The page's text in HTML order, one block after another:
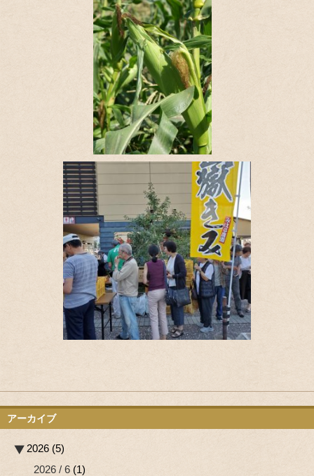
アーカイブ
2026 (5)
2026 / 6 (1)